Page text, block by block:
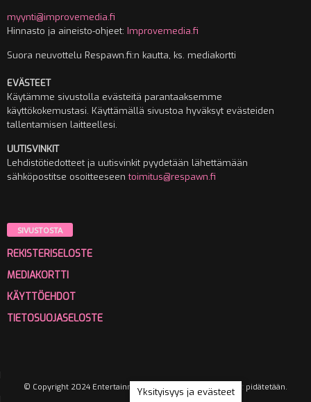
myynti@improvemedia.fi
Hinnasto ja aineisto-ohjeet: Improvemedia.fi
Suora neuvottelu Respawn.fi:n kautta, ks. mediakortti
EVÄSTEET
Käytämme sivustolla evästeitä parantaaksemme
käyttökokemustasi. Käyttämällä sivustoa hyväksyt evästeiden
tallentamisen laitteellesi.
UUTISVINKIT
Lehdistötiedotteet ja uutisvinkit pyydetään lähettämään
sähköpostitse osoitteeseentoimitus@respawn.fi
SIVUSTOSTA
REKISTERISELOSTE
MEDIAKORTTI
KÄYTTÖEHDOT
TIETOSUOJASELOSTE
© Copyright 2024 Entertainment Media Oy. Kaikki oikeudet pidätetään.
Yksityisyys ja evästeet